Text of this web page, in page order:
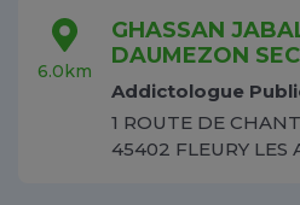
6.0km
GHASSAN
DAUMEZON
Addictologue
1 ROUTE DE
45402 FLEURY LES